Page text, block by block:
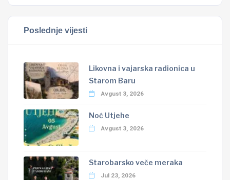
Poslednje vijesti
Likovna i vajarska radionica u
Starom Baru
Avgust 3, 2026
Noć Utjehe
Avgust 3, 2026
Starobarsko veče meraka
Jul 23, 2026